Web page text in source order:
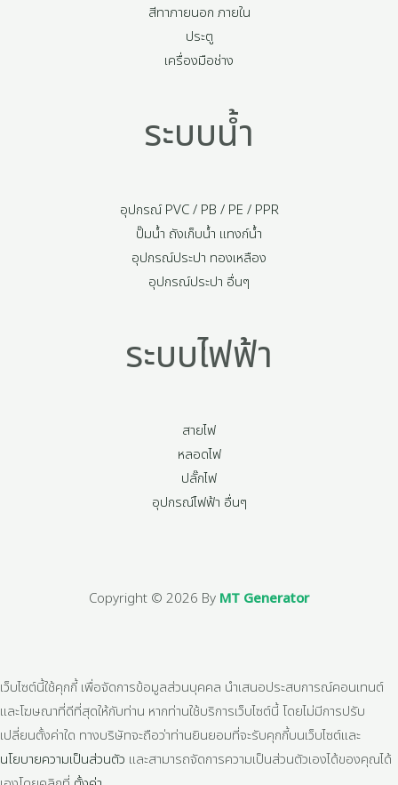
สีทาภายนอก ภายใน
ประตู
เครื่องมือช่าง
ระบบน้ำ
อุปกรณ์ PVC / PB / PE / PPR
ปั๊มน้ำ ถังเก็บน้ำ แทงก์น้ำ
อุปกรณ์ประปา ทองเหลือง
อุปกรณ์ประปา อื่นๆ
ระบบไฟฟ้า
สายไฟ
หลอดไฟ
ปลั๊กไฟ
อุปกรณ์ไฟฟ้า อื่นๆ
Copyright © 2026 By MT Generator
เว็บไซต์นี้ใช้คุกกี้ เพื่อจัดการข้อมูลส่วนบุคคล นำเสนอประสบการณ์คอนเทนต์
และโฆษณาที่ดีที่สุดให้กับท่าน หากท่านใช้บริการเว็บไซต์นี้ โดยไม่มีการปรับ
เปลี่ยนตั้งค่าใด ทางบริษัทจะถือว่าท่านยินยอมที่จะรับคุกกี้บนเว็บไซต์และ
นโยบายความเป็นส่วนตัว และสามารถจัดการความเป็นส่วนตัวเองได้ของคุณได้